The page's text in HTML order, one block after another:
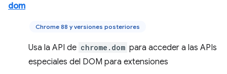
dom
Chrome 88 y versiones posteriores
Usa la API de chrome.dom para acceder a las APIs
especiales del DOM para extensiones